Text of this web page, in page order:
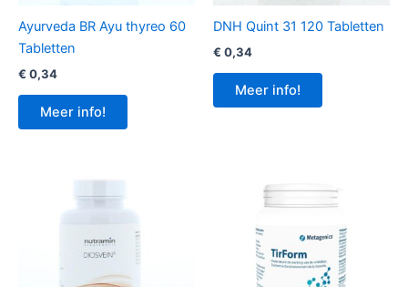
Ayurveda BR Ayu thyreo 60
Tabletten
€ 0,34
Meer info!
DNH Quint 31 120 Tabletten
€ 0,34
Meer info!